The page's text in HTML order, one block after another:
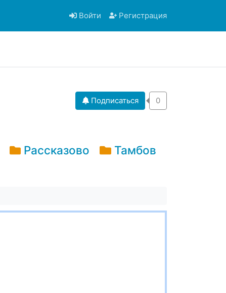
Войти Регистрация
Подписаться 0
Рассказово
Тамбов